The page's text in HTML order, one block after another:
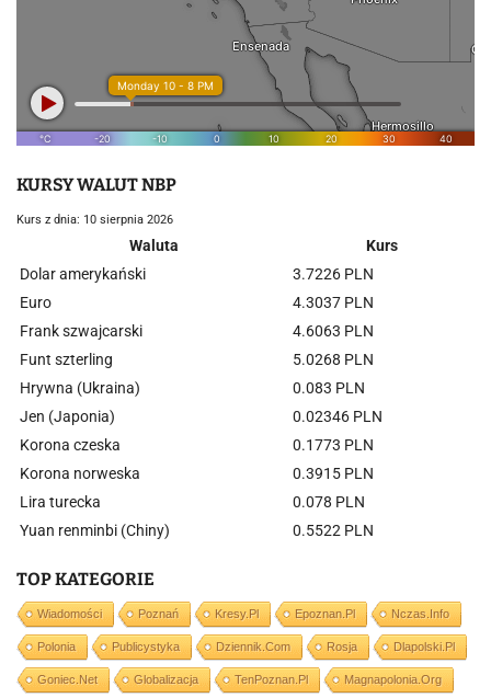
KURSY WALUT NBP
Kurs z dnia: 10 sierpnia 2026
Waluta
Kurs
Dolar amerykański
3.7226 PLN
Euro
4.3037 PLN
Frank szwajcarski
4.6063 PLN
Funt szterling
5.0268 PLN
Hrywna (Ukraina)
0.083 PLN
Jen (Japonia)
0.02346 PLN
Korona czeska
0.1773 PLN
Korona norweska
0.3915 PLN
Lira turecka
0.078 PLN
Yuan renminbi (Chiny)
0.5522 PLN
TOP KATEGORIE
Wiadomości Poznań Kresy.pl Epoznan.pl Nczas.info
Polonia Publicystyka Dziennik.com Rosja Dlapolski.pl
Goniec.net Globalizacja TenPoznan.pl Magnapolonia.org